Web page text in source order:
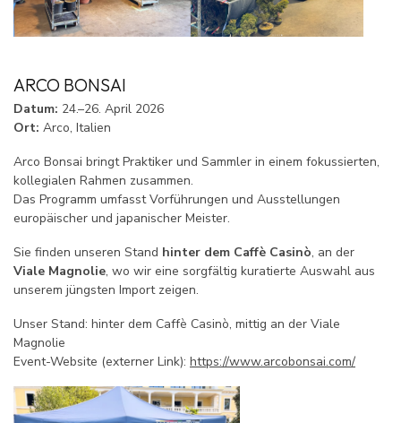
ARCO BONSAI
Datum: 24.–26. April 2026
Ort: Arco, Italien
Arco Bonsai bringt Praktiker und Sammler in einem fokussierten,
kollegialen Rahmen zusammen.
Das Programm umfasst Vorführungen und Ausstellungen
europäischer und japanischer Meister.
Sie finden unseren Stand hinter dem Caffè Casinò, an der
Viale Magnolie, wo wir eine sorgfältig kuratierte Auswahl aus
unserem jüngsten Import zeigen.
Unser Stand: hinter dem Caffè Casinò, mittig an der Viale
Magnolie
Event-Website (externer Link): https://www.arcobonsai.com/